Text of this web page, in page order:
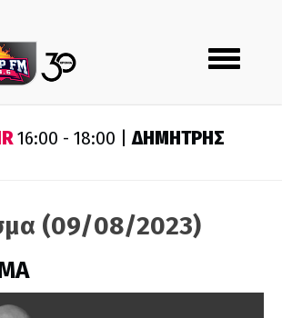
Toggle
navigation
16:00 - 18:00 |ΔΗΜΗΤΡΗΣ
(09/08/2023)